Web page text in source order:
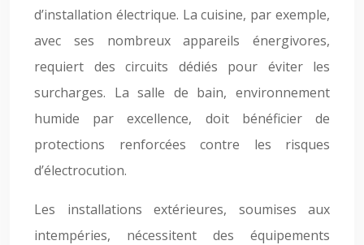
d’installation électrique. La cuisine, par exemple,
avec ses nombreux appareils énergivores,
requiert des circuits dédiés pour éviter les
surcharges. La salle de bain, environnement
humide par excellence, doit bénéficier de
protections renforcées contre les risques
d’électrocution.
Les installations extérieures, soumises aux
intempéries, nécessitent des équipements